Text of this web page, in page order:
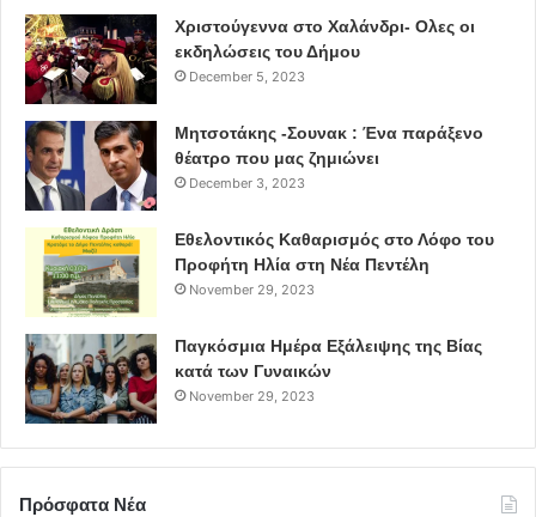
Χριστούγεννα στο Χαλάνδρι- Ολες οι
εκδηλώσεις του Δήμου
December 5, 2023
Μητσοτάκης -Σουνακ : Ένα παράξενο
θέατρο που μας ζημιώνει
December 3, 2023
Εθελοντικός Καθαρισμός στο Λόφο του
Προφήτη Ηλία στη Νέα Πεντέλη
November 29, 2023
Παγκόσμια Ημέρα Εξάλειψης της Βίας
κατά των Γυναικών
November 29, 2023
Πρόσφατα Νέα